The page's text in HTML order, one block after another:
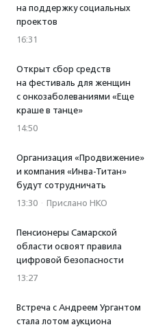
на поддержку социальных
проектов
16:31
Открыт сбор средств
на фестиваль для женщин
с онкозаболеваниями «Еще
краше в танце»
14:50
Организация «Продвижение»
и компания «Инва-Титан»
будут сотрудничать
13:30 · Прислано НКО
Пенсионеры Самарской
области освоят правила
цифровой безопасности
13:27
Встреча с Андреем Ургантом
стала лотом аукциона